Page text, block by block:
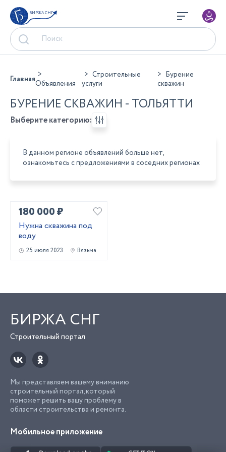
БИРЖА СНГ
ГлавнаяОбъявления
Строительные
услуги
Бурение
скважин
БУРЕНИЕ СКВАЖИН - ТОЛЬЯТТИ
Выберите категорию:
В данном регионе объявлений больше нет,
ознакомьтесь с предложениями в соседних регионах
180 000 ₽
Нужна скважина под
воду
25 июля 2023 Вязьма
БИРЖА СНГ
Строительный портал
Мы представляем вашему вниманию
строительный портал, который
поможет решить вашу проблему в
области строительства и ремонта.
Мобильное приложение